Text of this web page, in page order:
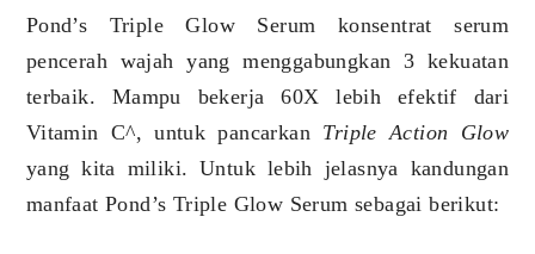
Pond’s Triple Glow Serum konsentrat serum
pencerah wajah yang menggabungkan 3 kekuatan
terbaik. Mampu bekerja 60X lebih efektif dari
Vitamin C^, untuk pancarkan Triple Action Glow
yang kita miliki. Untuk lebih jelasnya kandungan
manfaat Pond’s Triple Glow Serum sebagai berikut: